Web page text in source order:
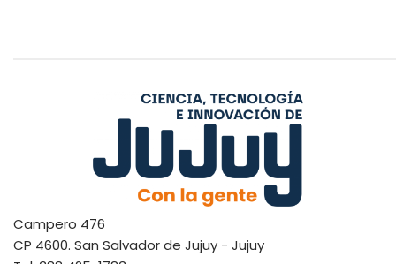
Campero 476
CP 4600. San Salvador de Jujuy - Jujuy